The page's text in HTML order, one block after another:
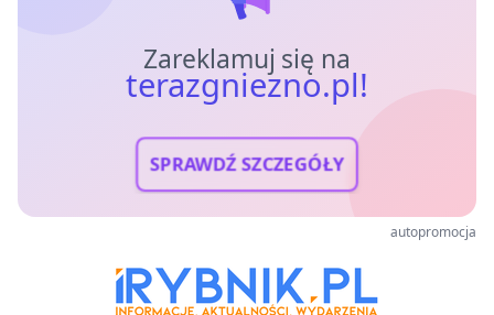
Zareklamuj się na
terazgniezno.pl!
SPRAWDŹ SZCZEGÓŁY
autopromocja